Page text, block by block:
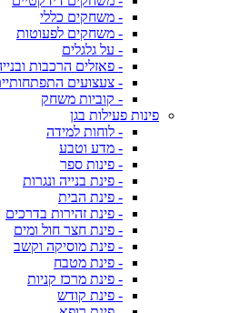
- משחקים כללי
- משחקים לפעוטות
- על גלגלים
- פאזלים הרכבות
- צעצועים
- קוביות משחק
פינות פעילות בגן
- לוחות למידה
- מדע וטבע
- פינות ספר
- פינת בנייה ונגרות
- פינת הבית
- פינת זהירות בדרכים
- פינת חצר חול ומים
- פינת מוסיקה וקשב
- פינת מטבח
- פינת מרכז קניות
- פינת קודש